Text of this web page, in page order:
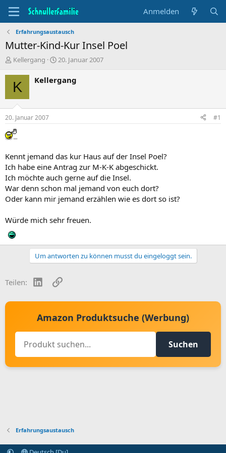
Anmelden
Erfahrungsaustausch
Mutter-Kind-Kur Insel Poel
T
e
m
n
t
a
r
e
r
Kellergang
B
g
i
a
20. Januar 2007
K Kellergang
20. Januar 2007 #1
Kennt jemand das kur Haus auf der Insel Poel?
Ich habe eine Antrag zur M-K-K abgeschickt.
Ich möchte auch gerne auf die Insel.
War denn schon mal jemand von euch dort?
Oder kann mir jemand erzählen wie es dort so ist?
Würde mich sehr freuen.
Um antworten zu können musst du eingeloggt sein.
Teilen: LinkedInLink
Amazon Produktsuche (Werbung)
Suchen
Erfahrungsaustausch